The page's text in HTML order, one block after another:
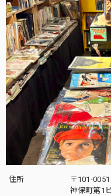
住所
〒101-
神保町第1